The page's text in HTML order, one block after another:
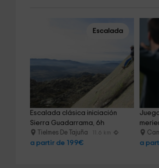
Escalada
Escalada clásica iniciación
Sierra Guadarrama, 6h
Tielmes De Tajuña 11.6 km
a partir de 199€ a